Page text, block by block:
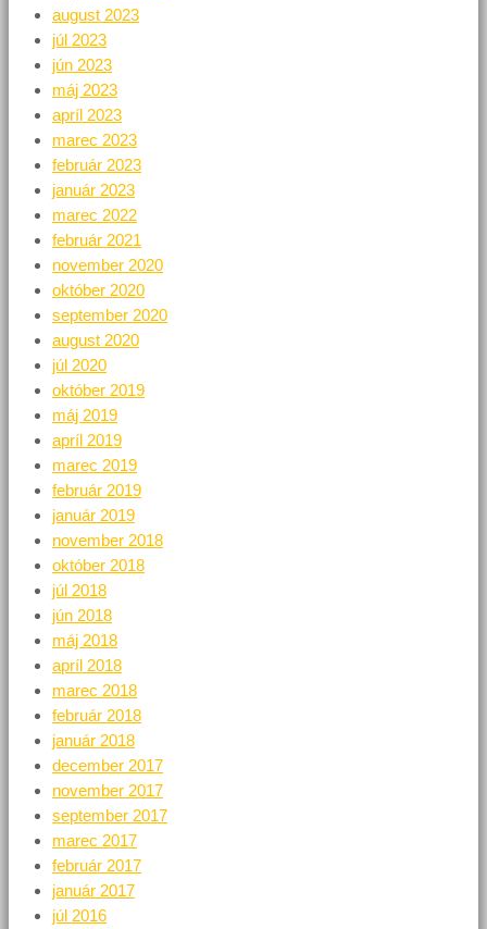
august 2023
júl 2023
jún 2023
máj 2023
apríl 2023
marec 2023
február 2023
január 2023
marec 2022
február 2021
november 2020
október 2020
september 2020
august 2020
júl 2020
október 2019
máj 2019
apríl 2019
marec 2019
február 2019
január 2019
november 2018
október 2018
júl 2018
jún 2018
máj 2018
apríl 2018
marec 2018
február 2018
január 2018
december 2017
november 2017
september 2017
marec 2017
február 2017
január 2017
júl 2016